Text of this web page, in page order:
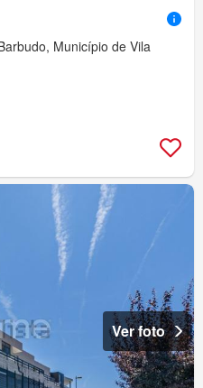
Município de Vila
Ver foto